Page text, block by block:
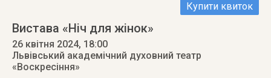
Купити квиток
Вистава «Ніч для жінок»
26 квітня 2024, 18:00
Львівський академічний духовний театр
«Воскресіння»